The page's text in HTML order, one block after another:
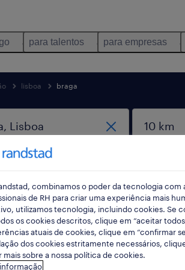
para talentos para empresas
lisboa braga
combinamos o poder da tecnologia com
de RH para criar uma experiência mais
utilizamos tecnologia, incluindo cookies. Se
os cookies descritos, clique em “aceitar
atuais de cookies, clique em “confirmar
dos cookies estritamente necessários,
mais sobre a nossa política de cookies.